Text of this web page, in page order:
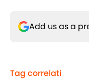
Add us as a
Tag correlati